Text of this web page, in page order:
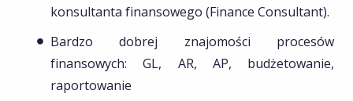
konsultanta finansowego (Finance Consultant).
Bardzo dobrej znajomości procesów
finansowych: GL, AR, AP, budżetowanie,
raportowanie